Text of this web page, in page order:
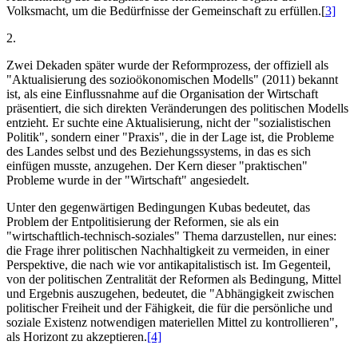
Volksmacht, um die Bedürfnisse der Gemeinschaft zu erfüllen.[3]
2.
Zwei Dekaden später wurde der Reformprozess, der offiziell als
"Aktualisierung des sozioökonomischen Modells" (2011) bekannt
ist, als eine Einflussnahme auf die Organisation der Wirtschaft
präsentiert, die sich direkten Veränderungen des politischen Modells
entzieht. Er suchte eine Aktualisierung, nicht der "sozialistischen
Politik", sondern einer "Praxis", die in der Lage ist, die Probleme
des Landes selbst und des Beziehungssystems, in das es sich
einfügen musste, anzugehen. Der Kern dieser "praktischen"
Probleme wurde in der "Wirtschaft" angesiedelt.
Unter den gegenwärtigen Bedingungen Kubas bedeutet, das
Problem der Entpolitisierung der Reformen, sie als ein
"wirtschaftlich-technisch-soziales" Thema darzustellen, nur eines:
die Frage ihrer politischen Nachhaltigkeit zu vermeiden, in einer
Perspektive, die nach wie vor antikapitalistisch ist. Im Gegenteil,
von der politischen Zentralität der Reformen als Bedingung, Mittel
und Ergebnis auszugehen, bedeutet, die "Abhängigkeit zwischen
politischer Freiheit und der Fähigkeit, die für die persönliche und
soziale Existenz notwendigen materiellen Mittel zu kontrollieren",
als Horizont zu akzeptieren.[4]